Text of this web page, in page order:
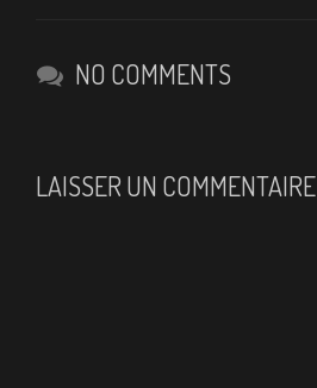
NO COMMENTS
LAISSER UN COMMENTAIRE